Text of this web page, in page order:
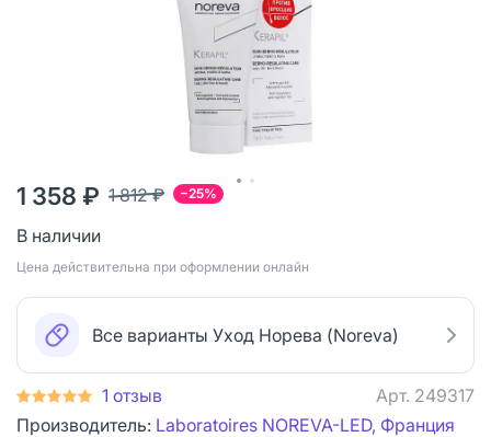
−25%
1 812 ₽
1 358 ₽
В наличии
Цена действительна при оформлении онлайн
Все варианты Уход Норева (Noreva)
1 отзыв Арт. 249317
Производитель: Laboratoires NOREVA-LED, Франция